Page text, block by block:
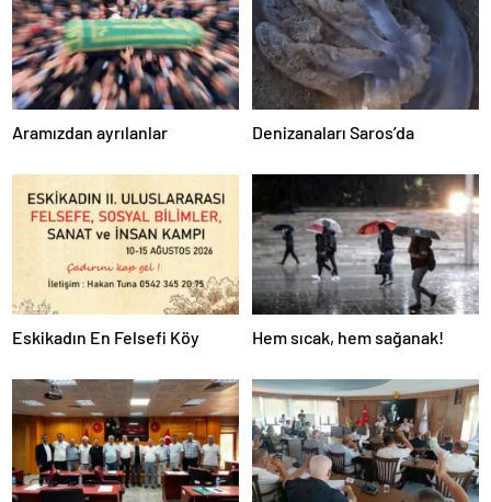
Aramızdan ayrılanlar Denizanaları Saros’da
Eskikadın En Felsefi Köy Hem sıcak, hem sağanak!